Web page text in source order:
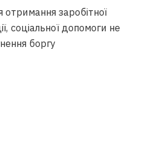
заробітної
соціальної допомоги не
боргу